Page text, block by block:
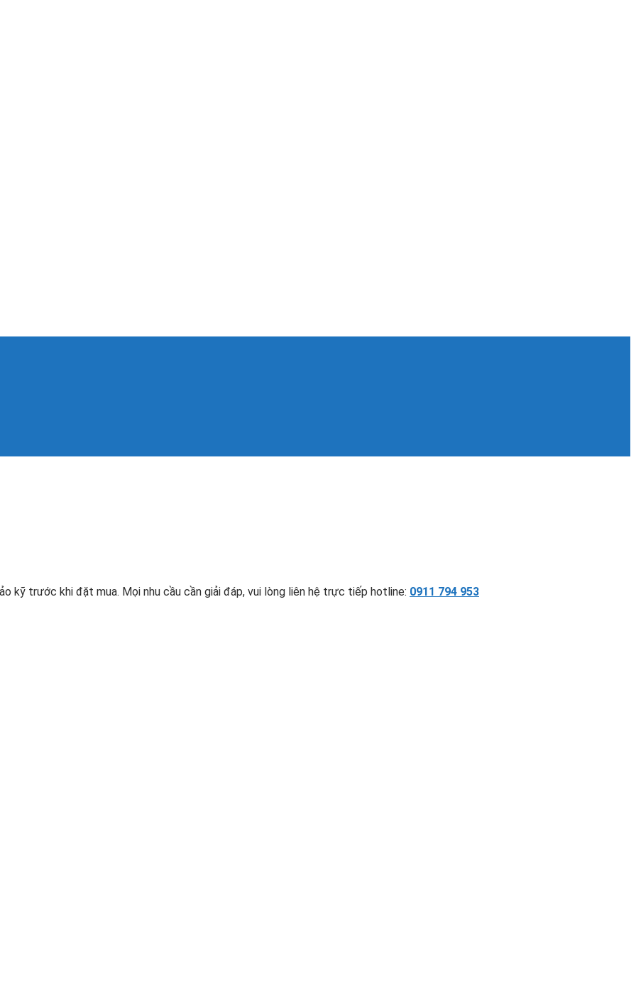
kỹ trước khi đặt mua. Mọi nhu cầu cần giải đáp, vui lòng liên hệ trực tiếp hotline: 0911 794 953